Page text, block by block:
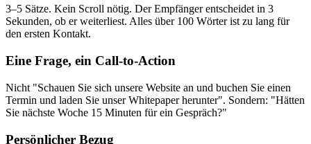
3–5 Sätze. Kein Scroll nötig. Der Empfänger entscheidet in 3
Sekunden, ob er weiterliest. Alles über 100 Wörter ist zu lang für
den ersten Kontakt.
Eine Frage, ein Call-to-Action
Nicht "Schauen Sie sich unsere Website an und buchen Sie einen
Termin und laden Sie unser Whitepaper herunter". Sondern: "Hätten
Sie nächste Woche 15 Minuten für ein Gespräch?"
Persönlicher Bezug